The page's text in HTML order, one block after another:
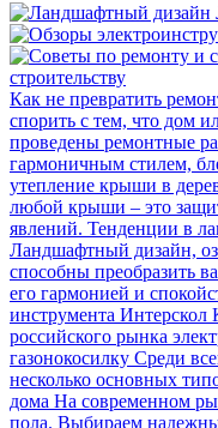
строительству
Как не превратить
спорить с тем, что дом
проведены ремонтные
гармоничным стилем,
утепление крыши в
любой крыши – это
явлений. Тенденции в
Ландшафтный дизайн,
способны преобразить
его гармонией и
инструмента Интерскол
российского рынка
газонокосилку Среди
несколько основных
дома На современном
пола. Выбираем